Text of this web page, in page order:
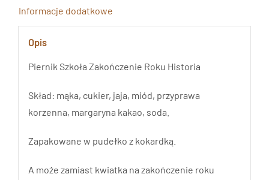
Informacje dodatkowe
Opis
Piernik Szkoła Zakończenie Roku Historia
Skład: mąka, cukier, jaja, miód, przyprawa
korzenna, margaryna kakao, soda.
Zapakowane w pudełko z kokardką.
A może zamiast kwiatka na zakończenie roku